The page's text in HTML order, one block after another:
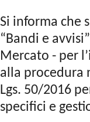
Si informa che
“Bandi e
Mercato - per
alla procedura
Lgs. 50/2016
specifici e